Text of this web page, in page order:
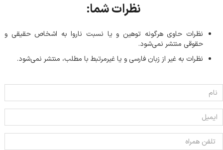
نظرات شما:
نظرات حاوی هرگونه توهین و یا نسبت ناروا به اشخاص حقیقی و
حقوقی منتشر نمی‌شود.
نظرات به غیر از زبان فارسی و یا غیر‌مرتبط با مطلب، منتشر نمی‌شود.